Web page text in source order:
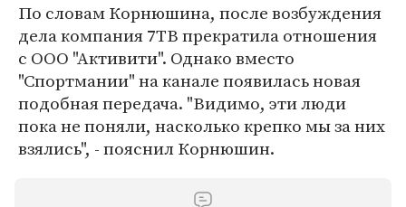
По словам Корнюшина, после возбуждения
дела компания 7ТВ прекратила отношения
с ООО "Активити". Однако вместо
"Спортмании" на канале появилась новая
подобная передача. "Видимо, эти люди
пока не поняли, насколько крепко мы за них
взялись", - пояснил Корнюшин.